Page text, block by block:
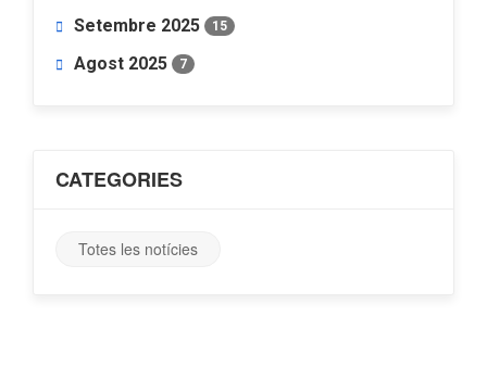
Setembre 2025 15
Agost 2025 7
CATEGORIES
Totes les notícies